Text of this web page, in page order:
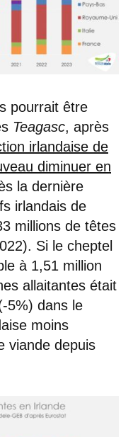
pourrait être
Teagasc, après
irlandaise de
diminuer en
la dernière
irlandais de
millions de têtes
Si le cheptel
à 1,51 million
allaitantes était
5%) dans le
moins
viande depuis